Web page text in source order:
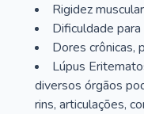
Rigidez
Dificuldade
Dores crônicas,
Lúpus
diversos órgãos
rins, articulações,